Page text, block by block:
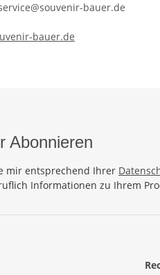
bauer.de
bauer.de
Abonnieren
mir entsprechend Ihrer
Informationen zu Ihrem